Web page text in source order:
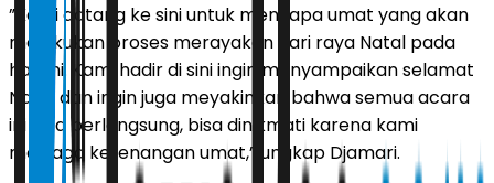
”Kami datang ke sini untuk menyapa umat yang akan
melakukan proses merayakan hari raya Natal pada
hari ini. Kami hadir di sini ingin menyampaikan selamat
Natal dan ingin juga meyakinkan bahwa semua acara
ini bisa berlangsung, bisa dinikmati karena kami
menjaga ketenangan umat,” ungkap Djamari.